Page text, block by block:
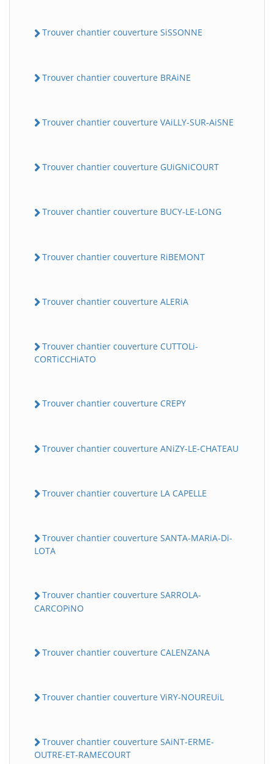
Trouver chantier couverture SiSSONNE
Trouver chantier couverture BRAiNE
Trouver chantier couverture VAiLLY-SUR-AiSNE
Trouver chantier couverture GUiGNiCOURT
Trouver chantier couverture BUCY-LE-LONG
Trouver chantier couverture RiBEMONT
Trouver chantier couverture ALERiA
Trouver chantier couverture CUTTOLi-
CORTiCCHiATO
Trouver chantier couverture CREPY
Trouver chantier couverture ANiZY-LE-CHATEAU
Trouver chantier couverture LA CAPELLE
Trouver chantier couverture SANTA-MARiA-Di-
LOTA
Trouver chantier couverture SARROLA-
CARCOPiNO
Trouver chantier couverture CALENZANA
Trouver chantier couverture ViRY-NOUREUiL
Trouver chantier couverture SAiNT-ERME-
OUTRE-ET-RAMECOURT